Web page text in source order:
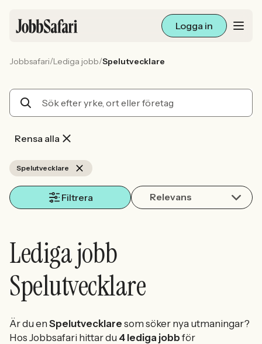
Logga in
Arbetsliv och karriär
Sök med AI
Jobbsafari/Lediga jobb/Spelutvecklare
Rensa alla
Spelutvecklare
Filtrera Relevans
Lediga jobb
Spelutvecklare
Är du en Spelutvecklare som söker nya utmaningar?
Hos Jobbsafari hittar du 4 lediga jobb för